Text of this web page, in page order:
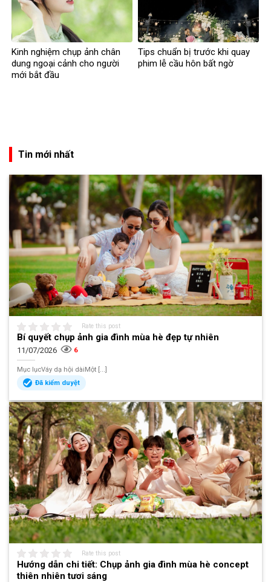
Kinh nghiệm chụp ảnh chân
dung ngoại cảnh cho người
mới bắt đầu
Tips chuẩn bị trước khi quay
phim lễ cầu hôn bất ngờ
Tin mới nhất
Rate this post
Bí quyết chụp ảnh gia đình mùa hè đẹp tự nhiên
11/07/2026 6
Mục lụcVáy dạ hội dàiMột [...]
Đã kiểm duyệt
Rate this post
Hướng dẫn chi tiết: Chụp ảnh gia đình mùa hè concept
thiên nhiên tươi sáng